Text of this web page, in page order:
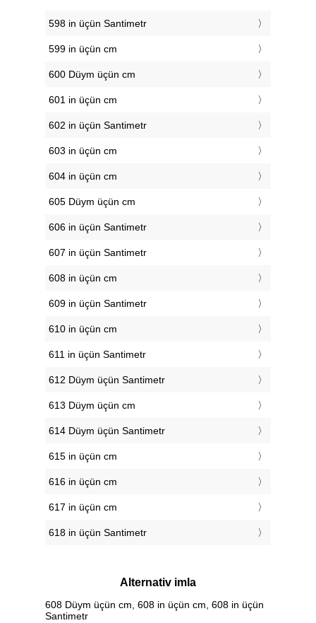
598 in üçün Santimetr
599 in üçün cm
600 Düym üçün cm
601 in üçün cm
602 in üçün Santimetr
603 in üçün cm
604 in üçün cm
605 Düym üçün cm
606 in üçün Santimetr
607 in üçün Santimetr
608 in üçün cm
609 in üçün Santimetr
610 in üçün cm
611 in üçün Santimetr
612 Düym üçün Santimetr
613 Düym üçün cm
614 Düym üçün Santimetr
615 in üçün cm
616 in üçün cm
617 in üçün cm
618 in üçün Santimetr
Alternativ imla
608 Düym üçün cm, 608 in üçün cm, 608 in üçün
Santimetr